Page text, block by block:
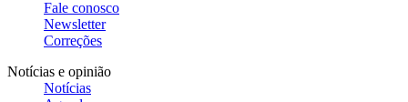
Fale conosco
Newsletter
Correções
Notícias e opinião
Notícias